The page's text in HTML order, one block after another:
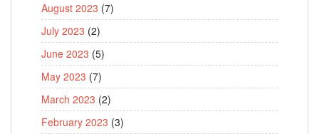
August 2023 (7)
July 2023 (2)
June 2023 (5)
May 2023 (7)
March 2023 (2)
February 2023 (3)